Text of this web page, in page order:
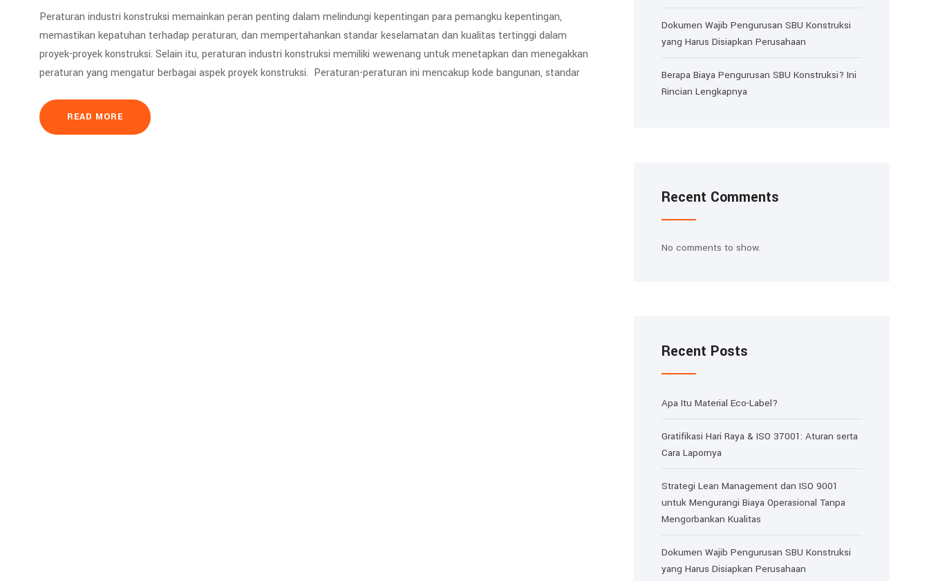
Peraturan industri konstruksi memainkan peran penting dalam melindungi kepentingan para pemangku kepentingan,
memastikan kepatuhan terhadap peraturan, dan mempertahankan standar keselamatan dan kualitas tertinggi dalam
proyek-proyek konstruksi. Selain itu, peraturan industri konstruksi memiliki wewenang untuk menetapkan dan menegakkan
peraturan yang mengatur berbagai aspek proyek konstruksi. Peraturan-peraturan ini mencakup kode bangunan, standar
READ MORE
Dokumen Wajib Pengurusan SBU Konstruksi
yang Harus Disiapkan Perusahaan
Berapa Biaya Pengurusan SBU Konstruksi? Ini
Rincian Lengkapnya
Recent Comments
No comments to show.
Recent Posts
Apa Itu Material Eco-Label?
Gratifikasi Hari Raya & ISO 37001: Aturan serta
Cara Lapornya
Strategi Lean Management dan ISO 9001
untuk Mengurangi Biaya Operasional Tanpa
Mengorbankan Kualitas
Dokumen Wajib Pengurusan SBU Konstruksi
yang Harus Disiapkan Perusahaan